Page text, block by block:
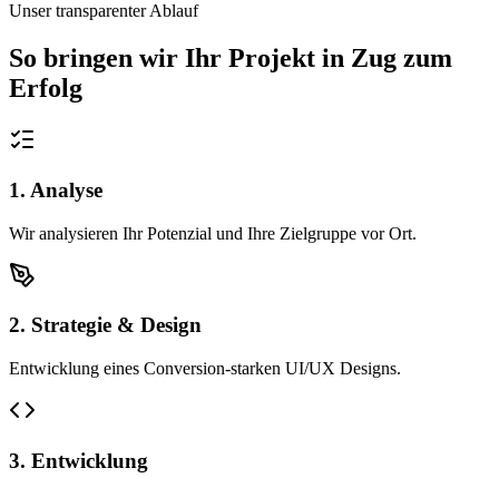
Unser transparenter Ablauf
So bringen wir Ihr Projekt in Zug zum
Erfolg
1. Analyse
Wir analysieren Ihr Potenzial und Ihre Zielgruppe vor Ort.
2. Strategie & Design
Entwicklung eines Conversion-starken UI/UX Designs.
3. Entwicklung